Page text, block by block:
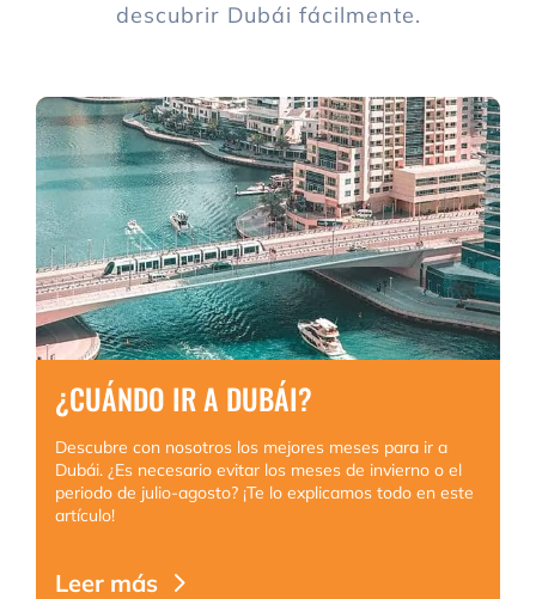
descubrir Dubái fácilmente.
¿CUÁNDO IR A DUBÁI?
Descubre con nosotros los mejores meses para ir a
Dubái. ¿Es necesario evitar los meses de invierno o el
periodo de julio-agosto? ¡Te lo explicamos todo en este
artículo!
Leer más